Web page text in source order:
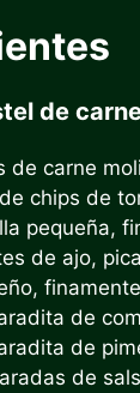
de
de carne
chips de
pequeña,
de ajo,
de
de
de